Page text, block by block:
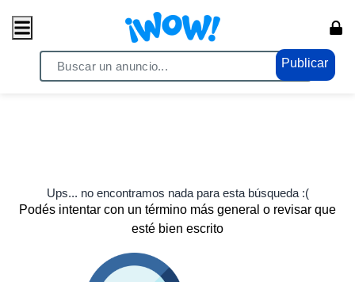
Publicar
Ups... no encontramos nada para esta búsqueda :(
Podés intentar con un término más general o revisar que
esté bien escrito